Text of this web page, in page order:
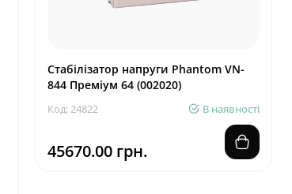
Стабілізатор напруги Phantom VN-
844 Преміум 64 (002020)
Код: 24822 В наявності
45670.00 грн.